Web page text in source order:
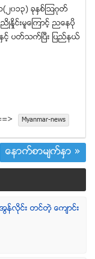
၂၀၁၃) ခုႏွစ္ၾသဂုတ္
ႏႈိင္းမူေၾကာင့္ ညေနပုိ
းႏွင့္ ပတ္သက္ၿပီး ျပည္နယ္
Myanmar-news
ေနာက္စာမ်က္ႏွာ »
ြန္လိုင္း တင္တဲ့ ေက်ာင္း